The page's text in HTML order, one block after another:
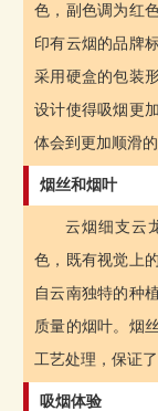
色，副色调为红
印有云烟的品牌
采用硬盒的包装
设计使得吸烟更
体会到更加顺滑的
烟丝和烟叶
云烟细支云
色，既有视觉上
自云南独特的种
质量的烟叶。烟
工艺处理，保证
吸烟体验